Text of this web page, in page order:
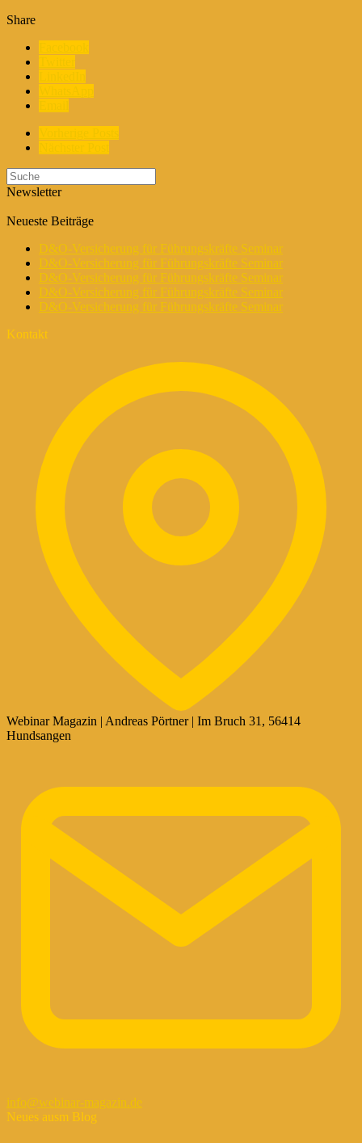
Share
Newsletter
Neueste Beiträge
D&O-Versicherung für Führungskräfte Seminar
D&O-Versicherung für Führungskräfte Seminar
D&O-Versicherung für Führungskräfte Seminar
D&O-Versicherung für Führungskräfte Seminar
D&O-Versicherung für Führungskräfte Seminar
Kontakt
Webinar Magazin | Andreas Pörtner | Im Bruch 31, 56414
Hundsangen
info@webinar-magazin.de
Neues ausm Blog